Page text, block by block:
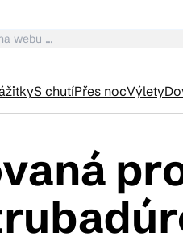
S chutíPřes nocVýlety
Kalendář
Tradiční